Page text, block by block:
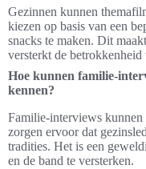
Gezinnen kunnen
kiezen op basis van een
snacks te maken. Dit
versterkt de betrokkenheid
Hoe kunnen familie-
kennen?
Familie-interviews kunnen
zorgen ervoor dat
tradities. Het is een
en de band te versterken.